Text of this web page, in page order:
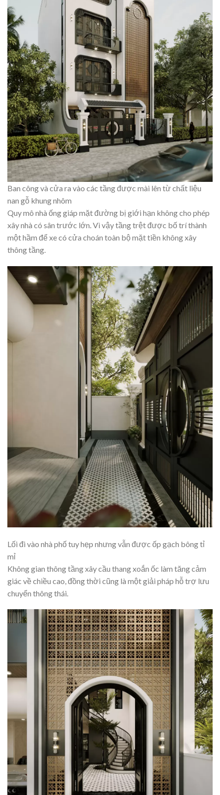
Ban công và cửa ra vào các tầng được mài lên từ chất liệu
nan gỗ khung nhôm
Quy mô nhà ống giáp mặt đường bị giới hạn không cho phép
xây nhà có sân trước lớn. Vì vậy tầng trệt được bố trí thành
một hầm để xe có cửa choán toàn bộ mặt tiền không xây
thông tầng.
Lối đi vào nhà phố tuy hẹp nhưng vẫn được ốp gạch bông tỉ
mỉ
Không gian thông tầng xây cầu thang xoắn ốc làm tăng cảm
giác về chiều cao, đồng thời cũng là một giải pháp hỗ trợ lưu
chuyển thông thái.